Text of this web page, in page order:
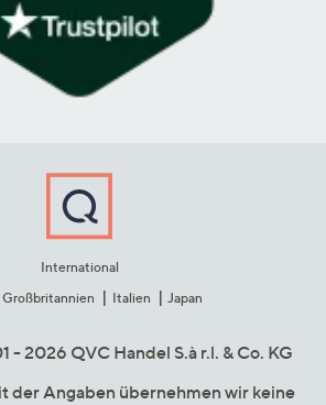
International
Großbritannien Italien Japan
2026 QVC Handel S.à r.l. & Co. KG
der Angaben übernehmen wir keine